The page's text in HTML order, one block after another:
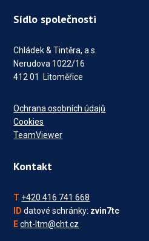
Sídlo společnosti
Chládek & Tintěra, a.s.
Nerudova 1022/16
412 01 Litoměřice
Ochrana osobních údajů
Cookies
TeamViewer
Kontakt
T +420 416 741 668
ID datové schránky: zvin7tc
E cht-ltm@cht.cz